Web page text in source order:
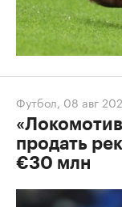
Футбол, 08 авг
продать
€30 млн